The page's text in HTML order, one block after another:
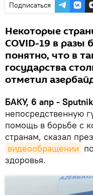
Подписаться
Некоторые
COVID-19 в разы
понятно, что в
государства
отметил
БАКУ, 6 апр -
непосредственную
помощь в борьбе с
странам, сказал
видеообращении
здоровья.